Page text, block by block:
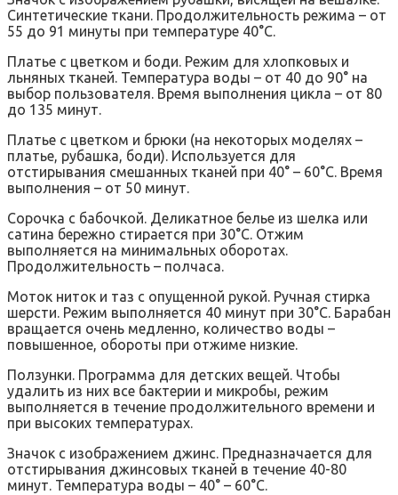
Синтетические ткани. Продолжительность режима – от
55 до 91 минуты при температуре 40°С.
Платье с цветком и боди. Режим для хлопковых и
льняных тканей. Температура воды – от 40 до 90° на
выбор пользователя. Время выполнения цикла – от 80
до 135 минут.
Платье с цветком и брюки (на некоторых моделях –
платье, рубашка, боди). Используется для
отстирывания смешанных тканей при 40° – 60°С. Время
выполнения – от 50 минут.
Сорочка с бабочкой. Деликатное белье из шелка или
сатина бережно стирается при 30°С. Отжим
выполняется на минимальных оборотах.
Продолжительность – полчаса.
Моток ниток и таз с опущенной рукой. Ручная стирка
шерсти. Режим выполняется 40 минут при 30°С. Барабан
вращается очень медленно, количество воды –
повышенное, обороты при отжиме низкие.
Ползунки. Программа для детских вещей. Чтобы
удалить из них все бактерии и микробы, режим
выполняется в течение продолжительного времени и
при высоких температурах.
Значок с изображением джинс. Предназначается для
отстирывания джинсовых тканей в течение 40-80
минут. Температура воды – 40° – 60°С.